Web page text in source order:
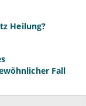
Heilung?
Fall